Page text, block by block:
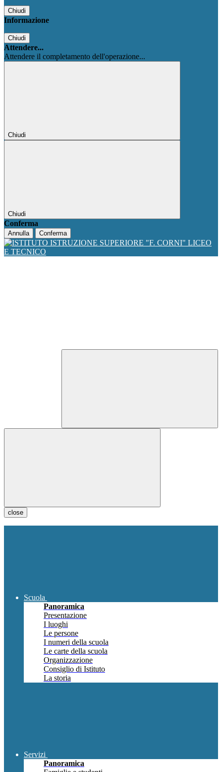
Chiudi
Informazione
Chiudi
Attendere...
Attendere il completamento dell'operazione...
Chiudi
Chiudi
Conferma
Annulla Conferma
close
Scuola
Panoramica
Presentazione
I luoghi
Le persone
I numeri della scuola
Le carte della scuola
Organizzazione
Consiglio di Istituto
La storia
Servizi
Panoramica